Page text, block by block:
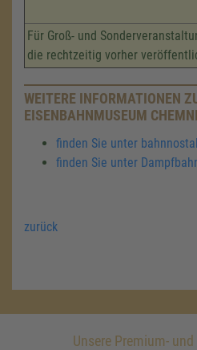
Für Groß- und
die rechtzeitig vorher
WEITERE INFORMATIONEN
EISENBAHNMUSEUM
finden Sie unter
finden Sie unter
zurück
Unsere Premium-